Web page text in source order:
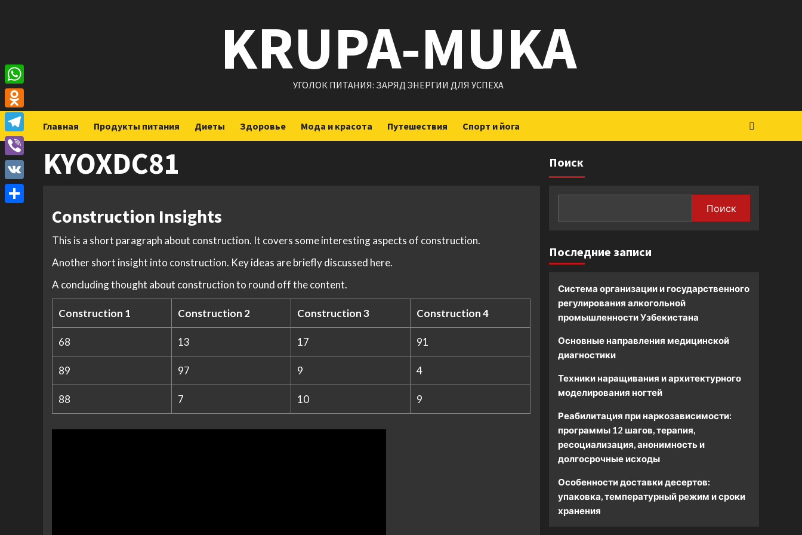
KRUPA-MUKA
УГОЛОК ПИТАНИЯ: ЗАРЯД ЭНЕРГИИ ДЛЯ УСПЕХА
Главная Продукты питания Диеты Здоровье Мода и красота Путешествия Спорт и йога
KYOXDC81
Construction Insights
This is a short paragraph about construction. It covers some interesting aspects of construction.
Another short insight into construction. Key ideas are briefly discussed here.
A concluding thought about construction to round off the content.
Construction 1 Construction 2 Construction 3 Construction 4
68 13 17 91
89 97 9 4
88 7 10 9
Поиск
Поиск
Последние записи
Система организации и государственного
регулирования алкогольной
промышленности Узбекистана
Основные направления медицинской
диагностики
Техники наращивания и архитектурного
моделирования ногтей
Реабилитация при наркозависимости:
программы 12 шагов, терапия,
ресоциализация, анонимность и
долгосрочные исходы
Особенности доставки десертов:
упаковка, температурный режим и сроки
хранения
WhatsApp
Odnoklassniki
Telegram
Viber
VK
Отправить